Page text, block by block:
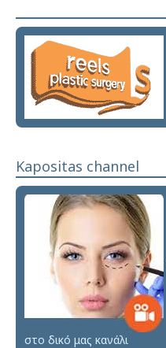
Kapositas channel
στο δικό μας κανάλι